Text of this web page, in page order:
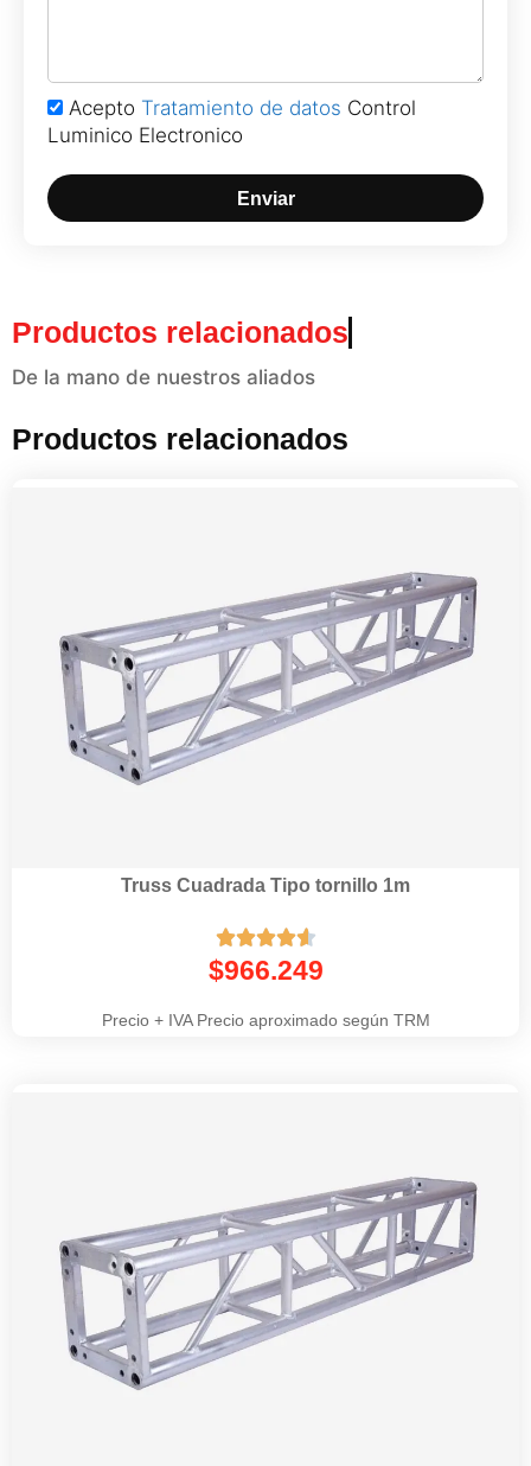
Acepto Tratamiento de datos Control
Luminico Electronico
Enviar
Productos relacionados
De la mano de nuestros aliados
Productos relacionados
Truss Cuadrada Tipo tornillo 1m

$966.249
Precio + IVA Precio aproximado según TRM